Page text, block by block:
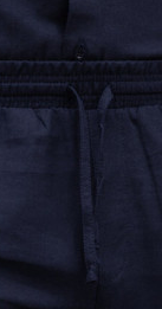
Джогери
Карго
Спортивні
КОМПЛЕКТИ
Куртка й